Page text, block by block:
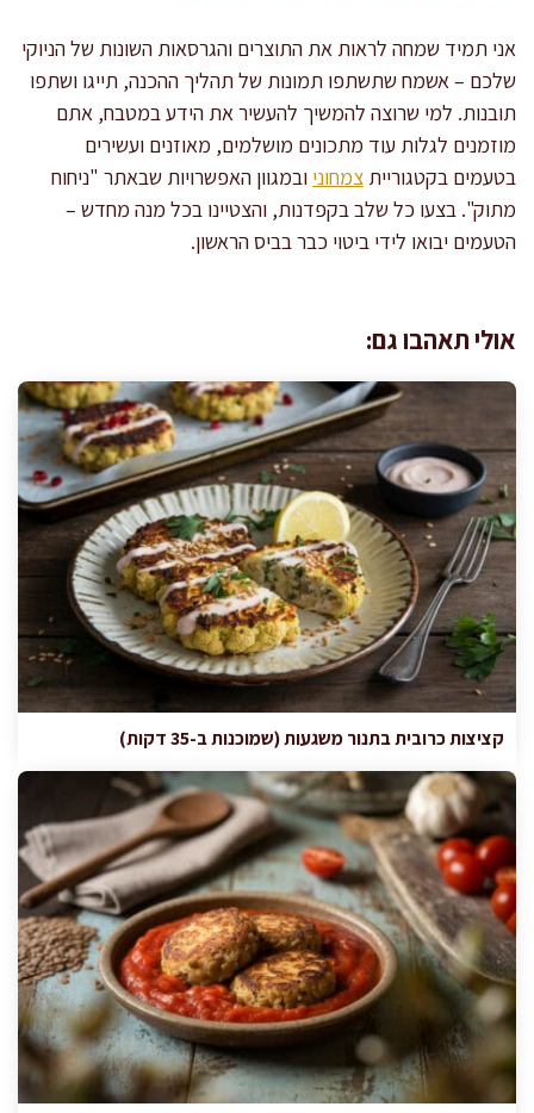
אני תמיד שמחה לראות את התוצרים והגרסאות השונות של הניוקי
שלכם – אשמח שתשתפו תמונות של תהליך ההכנה, תייגו ושתפו
תובנות. למי שרוצה להמשיך להעשיר את הידע במטבח, אתם
מוזמנים לגלות עוד מתכונים מושלמים, מאוזנים ועשירים
בטעמים בקטגוריית צמחוני ובמגוון האפשרויות שבאתר "ניחוח
מתוק". בצעו כל שלב בקפדנות, והצטיינו בכל מנה מחדש –
הטעמים יבואו לידי ביטוי כבר בביס הראשון.
אולי תאהבו גם:
קציצות כרובית בתנור משגעות (שמוכנות ב-35 דקות)